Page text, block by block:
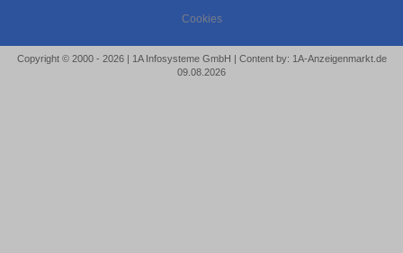
Cookies
Copyright © 2000 - 2026 | 1A Infosysteme GmbH | Content by: 1A-Anzeigenmarkt.de
09.08.2026